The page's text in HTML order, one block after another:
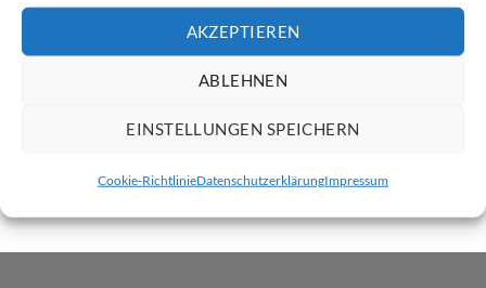
AKZEPTIEREN
ABLEHNEN
EINSTELLUNGEN SPEICHERN
Cookie-RichtlinieDatenschutzerklärungImpressum
Korntex Mesh
Multifunktionsweste „Larisa“
mit Taschen und
KXX217 “Freiburg” mit zwei
Leuchtstreifen und
Klettverschluss // optional mit
Netto*:3,35€